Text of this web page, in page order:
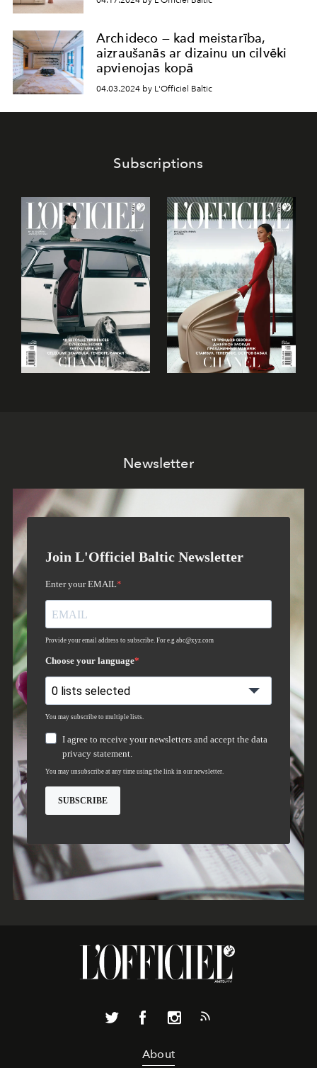
Archideco — kad meistarība,
aizraušanās ar dizainu un cilvēki
apvienojas kopā
04.03.2024 by L'Officiel Baltic
Subscriptions
Newsletter
About